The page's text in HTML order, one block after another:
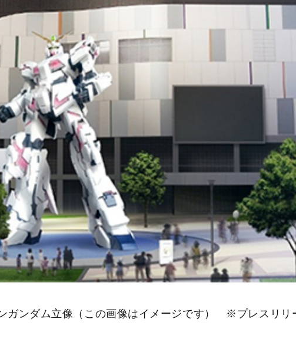
ガンダム立像（この画像はイメージです） ※プレスリリ